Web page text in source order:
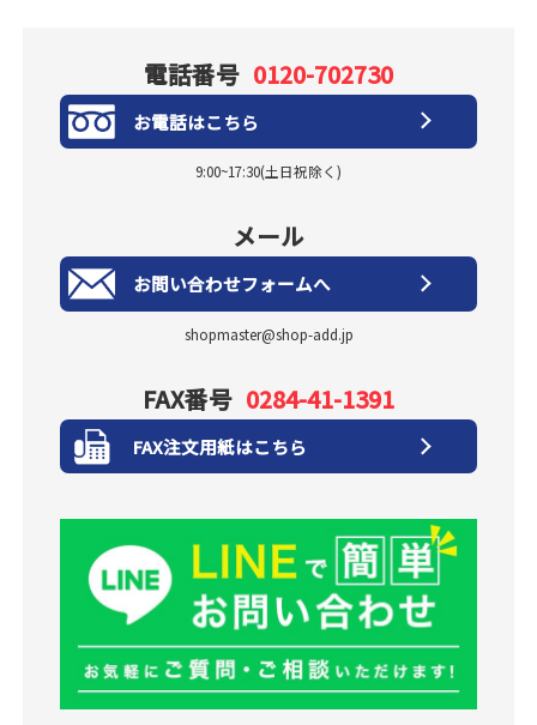
電話番号 0120-702730
お電話はこちら
9:00~17:30(土日祝除く)
メール
お問い合わせフォームへ
shopmaster@shop-add.jp
FAX番号 0284-41-1391
FAX注文用紙はこちら